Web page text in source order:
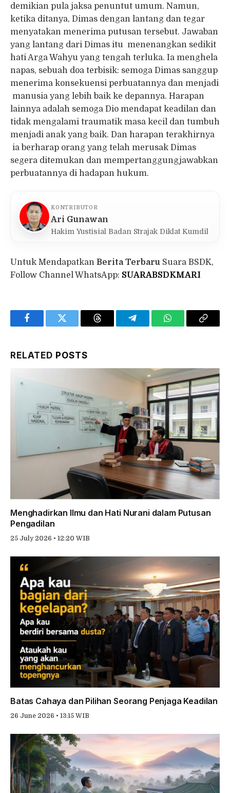
demikian pula jaksa penuntut umum. Namun,
ketika ditanya, Dimas dengan lantang dan tegar
menyatakan menerima putusan tersebut. Jawaban
yang lantang dari Dimas itu menenangkan sedikit
hati Arga Wahyu yang tengah terluka. Ia menghela
napas, sebuah doa terbisik: semoga Dimas sanggup
menerima konsekuensi perbuatannya dan menjadi
manusia yang lebih baik ke depannya. Harapan
lainnya adalah semoga Dio mendapat keadilan dan
tidak mengalami traumatik masa kecil dan tumbuh
menjadi anak yang baik. Dan harapan terakhirnya
ia berharap orang yang telah merusak Dimas
segera ditemukan dan mempertanggungjawabkan
perbuatannya di hadapan hukum.
KONTRIBUTOR
Ari Gunawan
Hakim Yustisial Badan Strajak Diklat Kumdil
Untuk Mendapatkan Berita Terbaru Suara BSDK,
Follow Channel WhatsApp: SUARABSDKMARI
FacebookTwitter Threads TelegramWhatsAppCopy
RELATED POSTS
Menghadirkan Ilmu dan Hati Nurani dalam Putusan
Pengadilan
25 July 2026 • 12:20 WIB
Batas Cahaya dan Pilihan Seorang Penjaga Keadilan
26 June 2026 • 13:15 WIB